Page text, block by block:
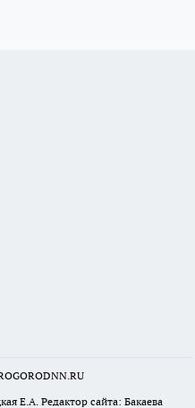
Е.А. Редактор сайта: Бакаева